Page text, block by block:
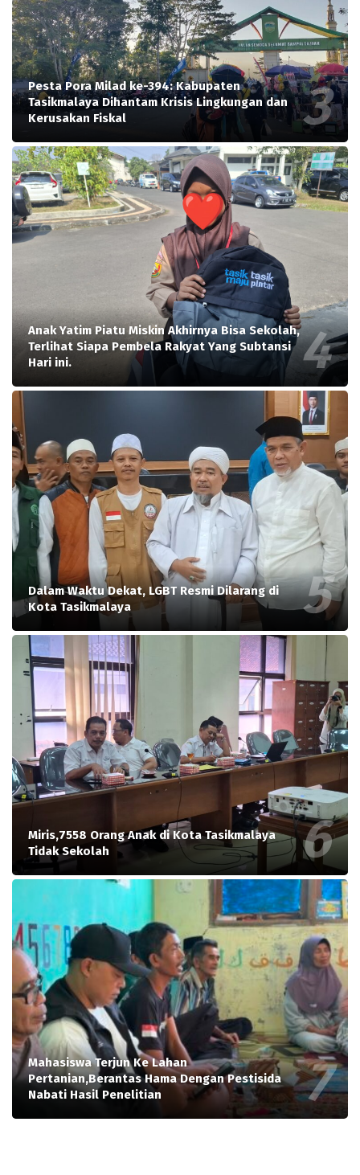
Pesta Pora Milad ke-394: Kabupaten
Tasikmalaya Dihantam Krisis Lingkungan dan
Kerusakan Fiskal
Anak Yatim Piatu Miskin Akhirnya Bisa Sekolah,
Terlihat Siapa Pembela Rakyat Yang Subtansi
Hari ini.
Dalam Waktu Dekat, LGBT Resmi Dilarang di
Kota Tasikmalaya
Miris,7558 Orang Anak di Kota Tasikmalaya
Tidak Sekolah
Mahasiswa Terjun Ke Lahan
Pertanian,Berantas Hama Dengan Pestisida
Nabati Hasil Penelitian